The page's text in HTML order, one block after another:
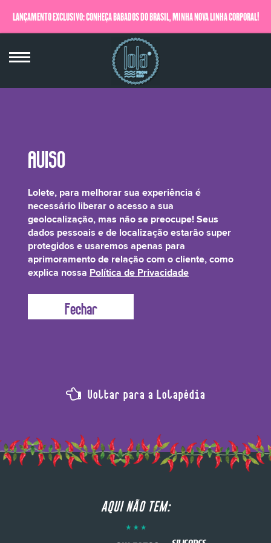
LANÇAMENTO EXCLUSIVO: CONHEÇA BABADOS DO BRASIL, MINHA NOVA LINHA CORPORAL!
QUERO SABER MAIS
Fragrance/Parfum, Hexyl Cinnamal*,
Benzyl salicylate*, Linalool*
São ingredientes naturais, provenientes de óleos essenciais responsáveis
Voltar para a Lolapédia
AQUI NÃO TEM:
Lolete, para melhorar sua experiência é
necessário liberar o acesso a sua
geolocalização, mas não se preocupe! Seus
dados pessoais e de localização estarão super
protegidos e usaremos apenas para
aprimoramento de relação com o cliente, como
explica nossa Política de Privacidade